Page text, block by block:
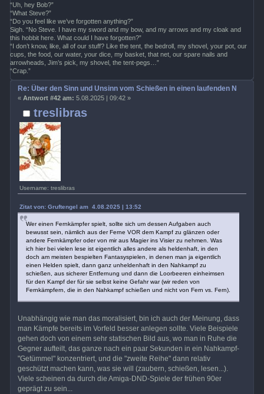
“Uh, hey Bob?”
“What Steve?”
“Do you feel like we’ve forgotten anything?”
Sigh. “No Steve. I have my sword and my bow, and my arrows and my cloak and
this hobbit here. What could I have forgotten?”
“I don’t know, like, all of our stuff? Like the tent, the bedroll, my shovel, your pot, our
cups, the food, our water, your dice, my basket, that net, our spare nails and
arrowheads, Jim’s pick, my shovel, the tent-pegs…”
“Crap.”
treslibras
Username: treslibras
Re: Über den Sinn und Unsinn vom Schießen in einen laufenden
« Antwort #42 am: 5.08.2025 | 09:42 »
Zitat von: Gruftengel am 4.08.2025 | 13:52
Wer einen Fernkämpfer spielt, sollte sich um dessen Aufgaben auch
bewusst sein, nämlich aus der Ferne VOR dem Kampf zu glänzen oder
andere Fernkämpfer oder von mir aus Magier ins Visier zu nehmen. Was
ich hier bei vielen lese ist eigentlich alles andere als heldenhaft, in den
doch am meisten bespielten Fantasyspielen, in denen man ja eigentlich
einen Helden spielt, dann ganz unheldenhaft in den Nahkampf zu
schießen, aus sicherer Entfernung und dann die Loorbeeren einheimsen
für den Kampf der für sie selbst keine Gefahr war (wir reden von
Fernkämpfern, die in den Nahkampf schießen und nicht von Fern vs. Fern).
Unabhängig wie man das moralisiert, bin ich auch der Meinung, dass
man Kämpfe bereits im Vorfeld besser anlegen sollte. Viele Beispiele
gehen doch von einem sehr statischen Bild aus, wo man in Ruhe die
Gegner aufteilt, das ganze nach ein paar Sekunden in ein Nahkampf-
"Getümmel" konzentriert, und die "zweite Reihe" dann relativ
geschützt machen kann, was sie will (zaubern, schießen, lesen...).
Viele scheinen da durch die Amiga-DND-Spiele der frühen 90er
geprägt zu sein...